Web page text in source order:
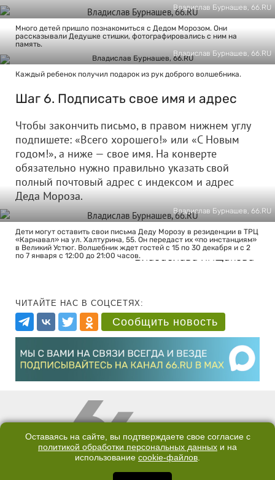
Владислав Бурнашев, 66.RU
Много детей пришло познакомиться с Дедом Морозом. Они
рассказывали Дедушке стишки, фотографировались с ним на
память.
Владислав Бурнашев, 66.RU
Каждый ребенок получил подарок из рук доброго волшебника.
Шаг 6. Подписать свое имя и адрес
Чтобы закончить письмо, в правом нижнем углу
подпишете: «Всего хорошего!» или «С Новым
годом!», а ниже — свое имя. На конверте
обязательно нужно правильно указать свой
полный почтовый адрес с индексом и адрес
Деда Мороза.
Владислав Бурнашев, 66.RU
Дети могут оставить свои письма Деду Морозу в резиденции в ТРЦ
«Карнавал» на ул. Халтурина, 55. Он передаст их «по инстанциям»
в Великий Устюг. Волшебник ждет гостей с 15 по 30 декабря и с 2
по 7 января с 12:00 до 21:00 часов.Владислава Ямщикова
ЧИТАЙТЕ НАС В СОЦСЕТЯХ:
Сообщить новость
ОТДЕЛ ПРОДАЖ
Оставаясь на сайте, вы подтверждаете свое согласие с
политикой обработки персональных данных и на
использование cookie-файлов.